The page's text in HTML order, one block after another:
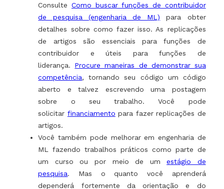
ConsulteComo buscar funções de contribuidor
de pesquisa (engenharia de ML) para obter
detalhes sobre como fazer isso. As replicações
de artigos são essenciais para funções de
contribuidor e úteis para funções de
liderança. Procure maneiras de demonstrar sua
competência, tornando seu código um código
aberto e talvez escrevendo uma postagem
sobre o seu trabalho. Você pode
solicitar financiamento para fazer replicações de
artigos.
Você também pode melhorar em engenharia de
ML fazendo trabalhos práticos como parte de
um curso ou por meio de umestágio de
pesquisa. Mas o quanto você aprenderá
dependerá fortemente da orientação e do